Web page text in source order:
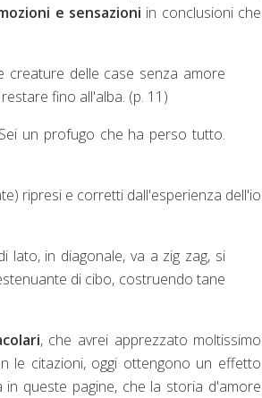
e sensazioni in conclusioni che
creature delle case senza amore
fino all'alba. (p. 11)
un profugo che ha perso tutto.
ripresi e corretti dall'esperienza dell'io
lato, in diagonale, va a zig zag, si
di cibo, costruendo tane
, che avrei apprezzato moltissimo
le citazioni, oggi ottengono un effetto
queste pagine, che la storia d'amore